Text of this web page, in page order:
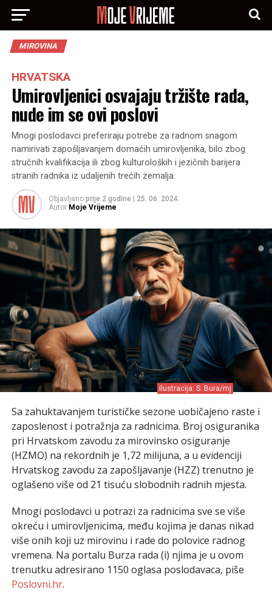
MIROVINA
HRVATSKA
Umirovljenici osvajaju tržište rada,
nude im se ovi poslovi
Mnogi poslodavci preferiraju potrebe za radnom snagom
namirivati zapošljavanjem domaćih umirovljenika, bilo zbog
stručnih kvalifikacija ili zbog kulturoloških i jezičnih barijera
stranih radnika iz udaljenih trećih zemalja.
Objavljeno prije 2 godine
25. 06. 2024.
Autor Moje Vrijeme
ilustracija: S. Bura/mj
Sa zahuktavanjem turističke sezone uobičajeno raste i
zaposlenost i potražnja za radnicima. Broj osiguranika
pri Hrvatskom zavodu za mirovinsko osiguranje
(HZMO) na rekordnih je 1,72 milijuna, a u evidenciji
Hrvatskog zavodu za zapošljavanje (HZZ) trenutno je
oglašeno više od 21 tisuću slobodnih radnih mjesta.
Mnogi poslodavci u potrazi za radnicima sve se više
okreću i umirovljenicima, među kojima je danas nikad
više onih koji uz mirovinu i rade do polovice radnog
vremena. Na portalu Burza rada (i) njima je u ovom
trenutku adresirano 1150 oglasa poslodavaca, piše
Poslovni.hr.